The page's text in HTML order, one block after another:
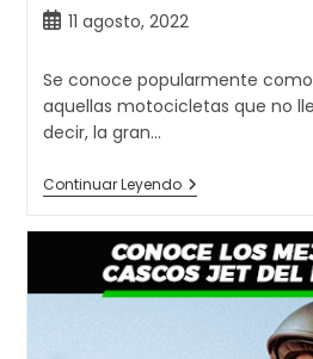
Publicación
la
entrada:
11 agosto, 2022
Se conoce popularmente
aquellas motocicletas que no
decir, la gran…
Continuar LeyendoLos
5
Cascos
Para
Moto
Naked